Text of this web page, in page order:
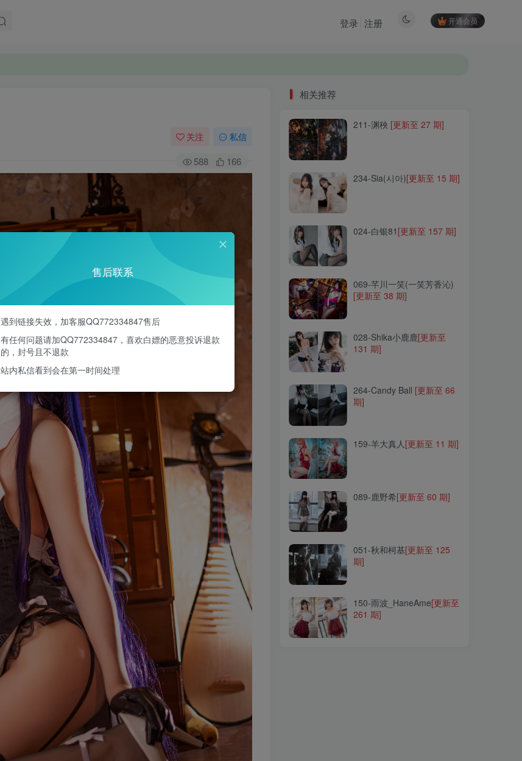
开通会员
登录 注册
关注 私信
588 166
028-Shika小鹿鹿
264-Candy Ball
150-雨波_HaneAme
相关推荐
211-渊秧 [更新至 27 期]
234-Sia(시아)[更新至 15 期]
024-白银81 [更新至 157 期]
069-芊川一笑(一笑芳香沁)
[更新至 38 期]
028-Shika小鹿鹿[更新至
131 期]
264-Candy Ball [更新至 66
期]
159-羊大真人 [更新至 11 期]
089-鹿野希[更新至 60 期]
051-秋和柯基[更新至 125
期]
150-雨波_HaneAme[更新至
261 期]
售后联系
遇到链接失效，加客服QQ772334847售后
有任何问题请加QQ772334847，喜欢白嫖的恶意投诉退款
的，封号且不退款
站内私信看到会在第一时间处理